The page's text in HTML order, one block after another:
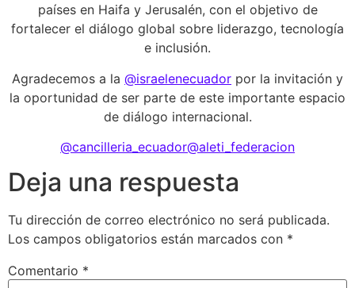
países en Haifa y Jerusalén, con el objetivo de
fortalecer el diálogo global sobre liderazgo, tecnología
e inclusión.
Agradecemos a la @israelenecuador por la invitación y
la oportunidad de ser parte de este importante espacio
de diálogo internacional.
@cancilleria_ecuador@aleti_federacion
Deja una respuesta
Tu dirección de correo electrónico no será publicada.
Los campos obligatorios están marcados con *
Comentario *